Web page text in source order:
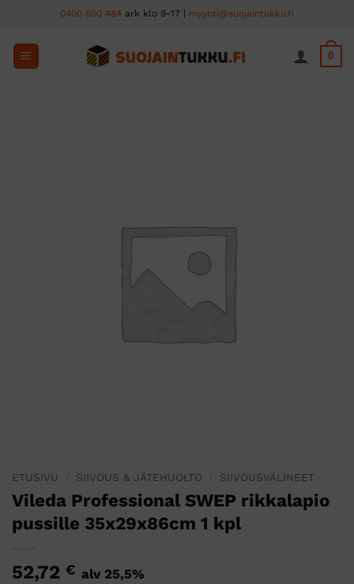
content
0400 600 484 ark klo 9-17 | myynti@suojaintukku.fi
0
ETUSIVU SIIVOUS & JÄTEHUOLTO SIIVOUSVÄLINEET
Vileda Professional SWEP rikkalapio
pussille 35x29x86cm 1 kpl
52,72 € alv 25,5%